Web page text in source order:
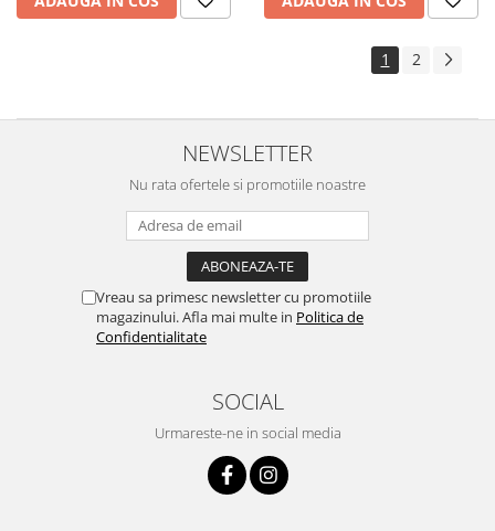
1 2
NEWSLETTER
Nu rata ofertele si promotiile noastre
Vreau sa primesc newsletter cu promotiile
magazinului. Afla mai multe in Politica de
Confidentialitate
SOCIAL
Urmareste-ne in social media